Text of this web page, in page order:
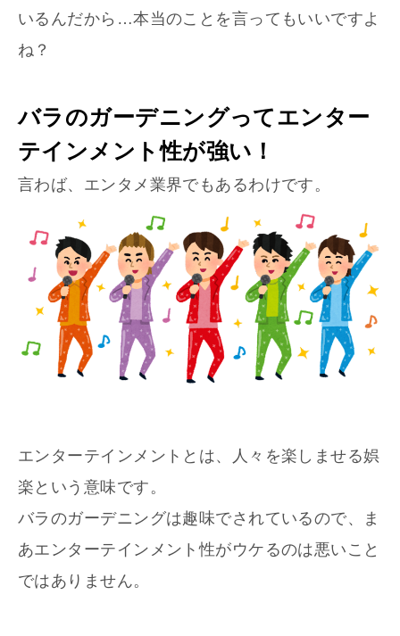
いるんだから…本当のことを言ってもいいですよ
ね？
バラのガーデニングってエンター
テインメント性が強い！
言わば、エンタメ業界でもあるわけです。
エンターテインメントとは、人々を楽しませる娯
楽という意味です。
バラのガーデニングは趣味でされているので、ま
あエンターテインメント性がウケるのは悪いこと
ではありません。